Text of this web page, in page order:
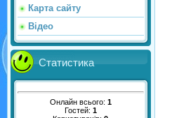
Карта сайту
Відео
Статистика
Онлайн всього: 1
Гостей: 1